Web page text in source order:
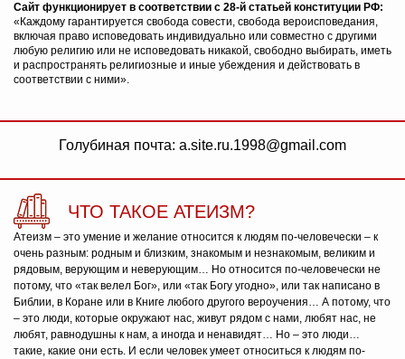
Сайт функционирует в соответствии с 28-й статьей конституции РФ:
«Каждому гарантируется свобода совести, свобода вероисповедания,
включая право исповедовать индивидуально или совместно с другими
любую религию или не исповедовать никакой, свободно выбирать, иметь
и распространять религиозные и иные убеждения и действовать в
соответствии с ними».
Голубиная почта: a.site.ru.1998@gmail.com
ЧТО ТАКОЕ АТЕИЗМ?
Атеизм – это умение и желание относится к людям по-человечески – к
очень разным: родным и близким, знакомым и незнакомым, великим и
рядовым, верующим и неверующим… Но относится по-человечески не
потому, что «так велел Бог», или «так Богу угодно», или так написано в
Библии, в Коране или в Книге любого другого вероучения… А потому, что
– это люди, которые окружают нас, живут рядом с нами, любят нас, не
любят, равнодушны к нам, а иногда и ненавидят… Но – это люди…
такие, какие они есть. И если человек умеет относиться к людям по-